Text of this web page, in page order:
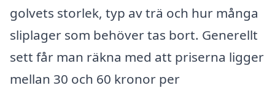
golvets storlek, typ av trä och hur många
sliplager som behöver tas bort. Generellt
sett får man räkna med att priserna ligger
mellan 30 och 60 kronor per